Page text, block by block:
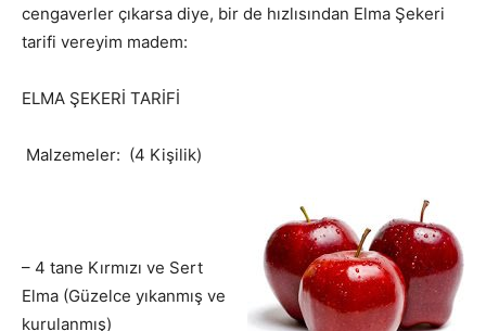
cengaverler çıkarsa diye, bir de hızlısından Elma Şekeri
tarifi vereyim madem:
ELMA ŞEKERİ TARİFİ
Malzemeler: (4 Kişilik)
– 4 tane Kırmızı ve Sert
Elma (Güzelce yıkanmış ve
kurulanmış)